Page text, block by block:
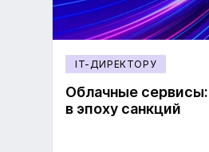
IT-ДИРЕКТОРУ
Облачные
в эпоху санкций